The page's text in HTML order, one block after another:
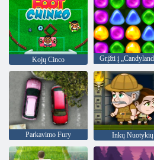
Kojų Cinco
Parkavimo Fury Inkų Nuotykių